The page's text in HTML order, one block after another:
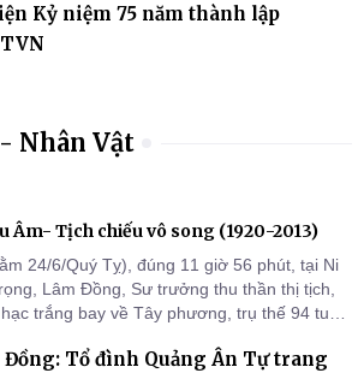
Kỷ niệm 75 năm thành lập
Nhân Vật
Âm- Tịch chiếu vô song (1920-2013)
24/6/Quý Tỵ), đúng 11 giờ 56 phút, tại Ni
Lâm Đồng, Sư trưởng thu thần thị tịch,
trắng bay về Tây phương, trụ thế 94 tuổi
Đồng: Tổ đình Quảng Ân Tự trang